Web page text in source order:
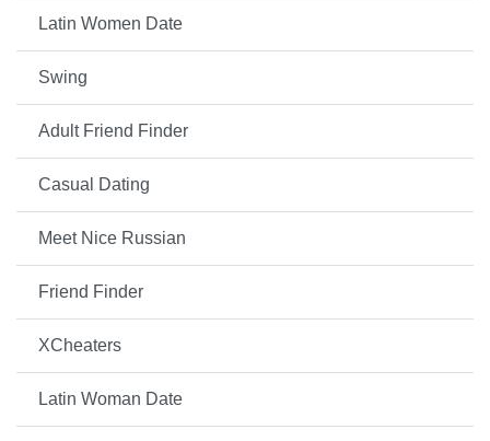
Latin Women Date
Swing
Adult Friend Finder
Casual Dating
Meet Nice Russian
Friend Finder
XCheaters
Latin Woman Date